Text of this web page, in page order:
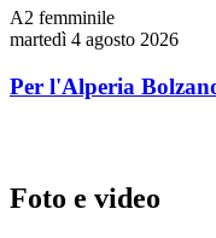
A2 femminile
martedì 4 agosto 2026
Per l'Alperia
Foto e video